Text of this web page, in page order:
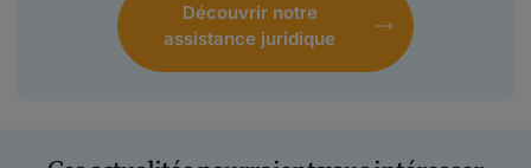
Découvrir notre
assistance juridique